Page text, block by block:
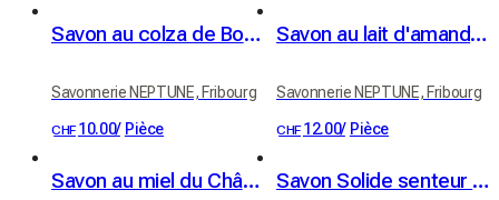
Savon au colza de Boussens - bio
Savonnerie NEPTUNE, Fribourg
CHF 10.00/ Pièce
Savon au lait d'amande - bio
Savonnerie NEPTUNE, Fribourg
CHF 12.00/ Pièce
Savon au miel du Château - bio Savon Solide senteur Chèvrefeuille